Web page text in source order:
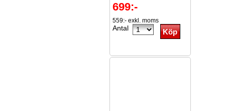
699:-
559:- exkl. moms
Antal